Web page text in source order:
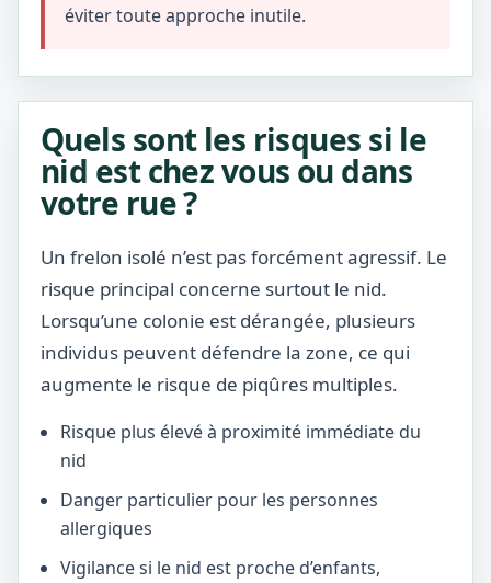
éviter toute approche inutile.
Quels sont les risques si le
nid est chez vous ou dans
votre rue ?
Un frelon isolé n’est pas forcément agressif. Le
risque principal concerne surtout le nid.
Lorsqu’une colonie est dérangée, plusieurs
individus peuvent défendre la zone, ce qui
augmente le risque de piqûres multiples.
Risque plus élevé à proximité immédiate du
nid
Danger particulier pour les personnes
allergiques
Vigilance si le nid est proche d’enfants,